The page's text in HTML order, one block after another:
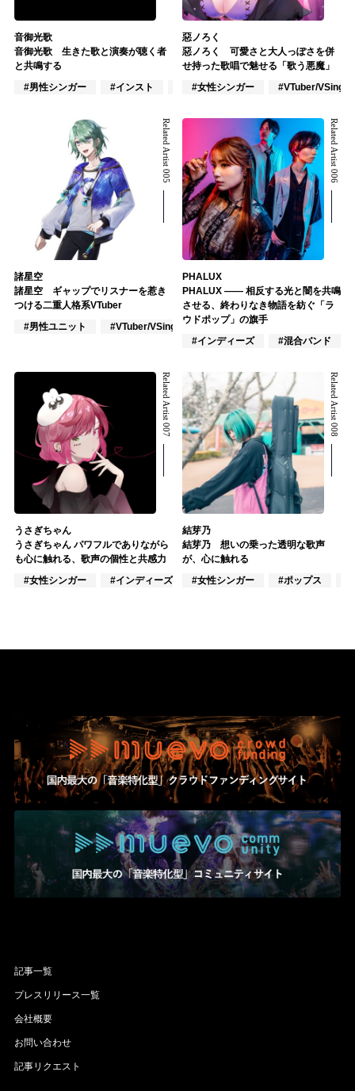
音御光歌
音御光歌 生きた歌と演奏が聴く者
と共鳴する
#男性シンガー
#インスト #VTuber/VSinger
惡ノろく
惡ノろく 可愛さと大人っぽさを併
せ持った歌唱で魅せる「歌う悪魔」
#女性シンガー
#VTuber/VSinger
Related Artist 005
諸星空
諸星空 ギャップでリスナーを惹き
つける二重人格系VTuber
#男性ユニット
#VTuber/VSinger #アニメ/ゲーム
Related Artist 006
PHALUX
PHALUX ―― 相反する光と闇を共鳴
させる、終わりなき物語を紡ぐ「ラ
ウドポップ」の旗手
#インディーズ
#混合バンド
Related Artist 007
うさぎちゃん
うさぎちゃん パワフルでありながら
も心に触れる、歌声の個性と共感力
#女性シンガー
#インディーズ #アカペラ
Related Artist 008
結芽乃
結芽乃 想いの乗った透明な歌声
が、心に触れる
#女性シンガー
#ポップス
記事一覧
プレスリリース一覧
会社概要
お問い合わせ
記事リクエスト